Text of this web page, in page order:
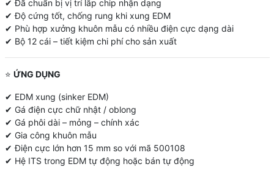
✔ Đã chuẩn bị vị trí lắp chip nhận dạng
✔ Độ cứng tốt, chống rung khi xung EDM
✔ Phù hợp xưởng khuôn mẫu có nhiều điện cực dạng dài
✔ Bộ 12 cái – tiết kiệm chi phí cho sản xuất
⭐ ỨNG DỤNG
✔ EDM xung (sinker EDM)
✔ Gá điện cực chữ nhật / oblong
✔ Gá phôi dài – mỏng – chính xác
✔ Gia công khuôn mẫu
✔ Điện cực lớn hơn 15 mm so với mã 500108
✔ Hệ ITS trong EDM tự động hoặc bán tự động